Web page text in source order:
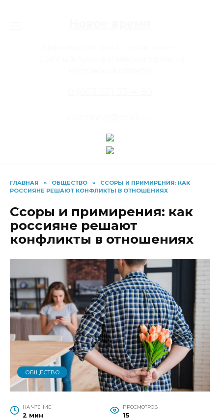
ГЛАВНАЯ » ОБЩЕСТВО »
ССОРЫ И ПРИМИРЕНИЯ: КАК
РОССИЯНЕ РЕШАЮТ КОНФЛИКТЫ В ОТНОШЕНИЯХ
Ссоры и примирения: как
россияне решают
конфликты в отношениях
ОБЩЕСТВО
НА ЧТЕНИЕ
2 мин
ПРОСМОТРОВ
15